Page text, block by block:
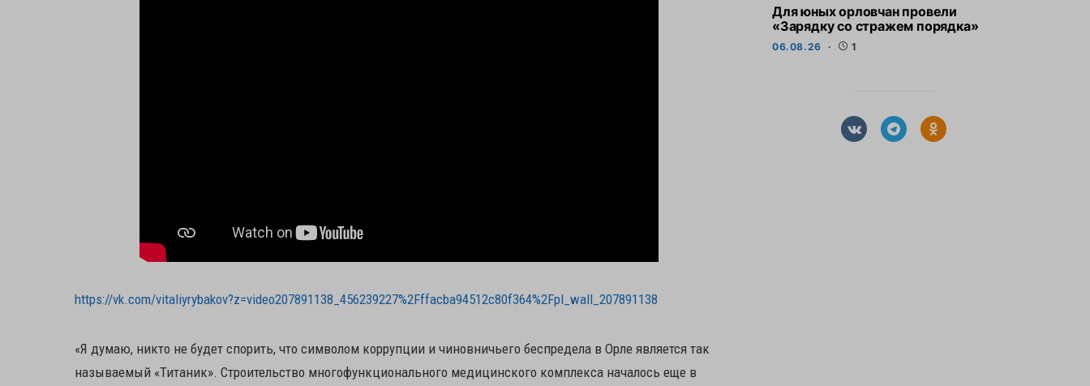
https://vk.com/vitaliyrybakov?z=video207891138_456239227%2Fffacba94512c80f364%2Fpl_wall_207891138
«Я думаю, никто не будет спорить, что символом коррупции и чиновничьего беспредела в Орле является так
называемый «Титаник». Строительство многофункционального медицинского комплекса началось еще в
Для юных орловчан провели
«Зарядку со стражем порядка»
06.08.26 1